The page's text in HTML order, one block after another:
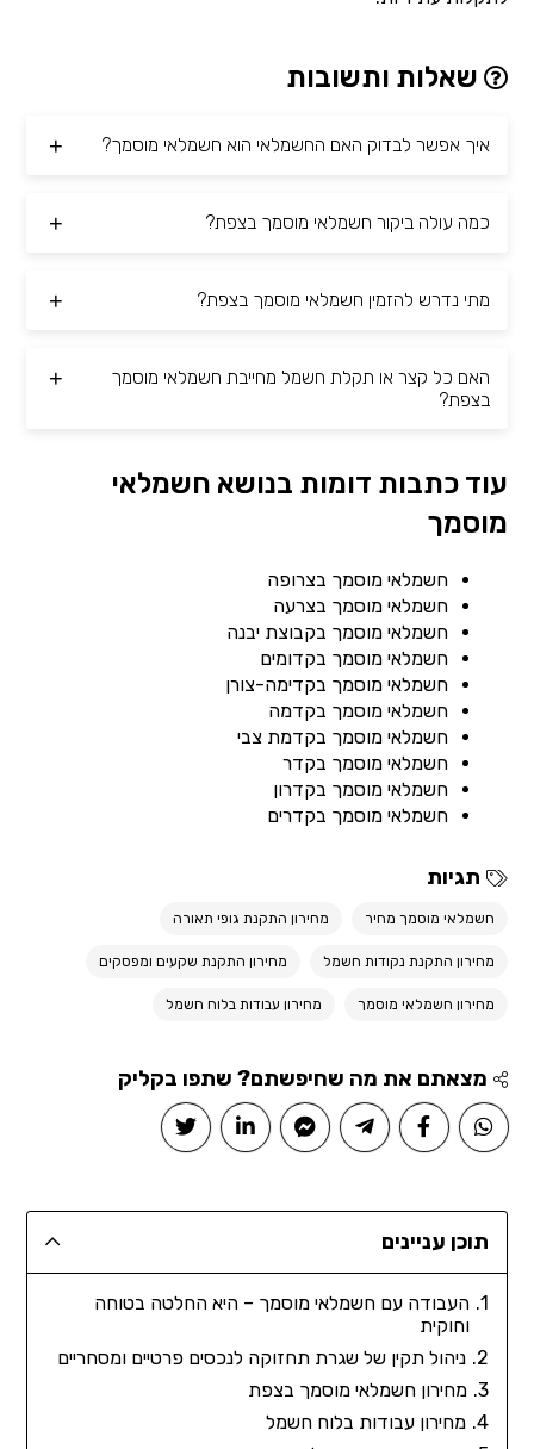
שאלות ותשובות
איך אפשר לבדוק האם החשמלאי הוא חשמלאי מוסמך?
כמה עולה ביקור חשמלאי מוסמך בצפת?
מתי נדרש להזמין חשמלאי מוסמך בצפת?
האם כל קצר או תקלת חשמל מחייבת חשמלאי מוסמך
בצפת?
עוד כתבות דומות בנושא חשמלאי
מוסמך
חשמלאי מוסמך בצרופה
חשמלאי מוסמך בצרעה
חשמלאי מוסמך בקבוצת יבנה
חשמלאי מוסמך בקדומים
חשמלאי מוסמך בקדימה-צורן
חשמלאי מוסמך בקדמה
חשמלאי מוסמך בקדמת צבי
חשמלאי מוסמך בקדר
חשמלאי מוסמך בקדרון
חשמלאי מוסמך בקדרים
תגיות
חשמלאי מוסמך מחיר מחירון התקנת גופי תאורה
מחירון התקנת נקודות חשמל מחירון התקנת שקעים ומפסקים
מחירון חשמלאי מוסמך מחירון עבודות בלוח חשמל
מצאתם את מה שחיפשתם? שתפו בקליק
תוכן עניינים
העבודה עם חשמלאי מוסמך – היא החלטה בטוחה
וחוקית
ניהול תקין של שגרת תחזוקה לנכסים פרטיים ומסחריים
מחירון חשמלאי מוסמך בצפת
מחירון עבודות בלוח חשמל